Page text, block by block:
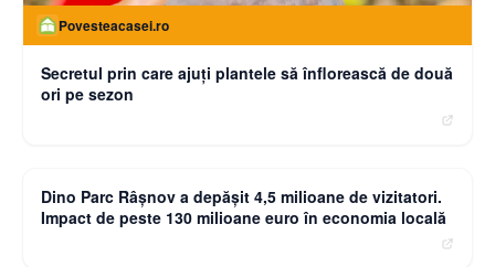
Povesteacasei.ro
Secretul prin care ajuți plantele să înflorească de două
ori pe sezon
Dino Parc Râșnov a depășit 4,5 milioane de vizitatori.
Impact de peste 130 milioane euro în economia locală